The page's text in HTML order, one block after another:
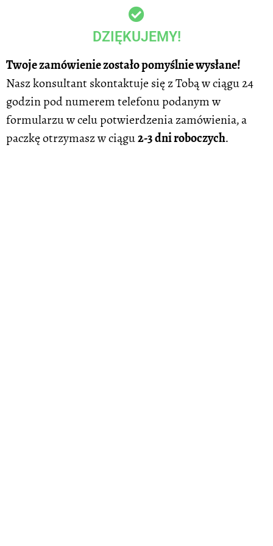
DZIĘKUJEMY!
Twoje zamówienie zostało pomyślnie wysłane!
Nasz konsultant skontaktuje się z Tobą w ciągu 24
godzin pod numerem telefonu podanym w
formularzu w celu potwierdzenia zamówienia, a
paczkę otrzymasz w ciągu2-3 dni roboczych.